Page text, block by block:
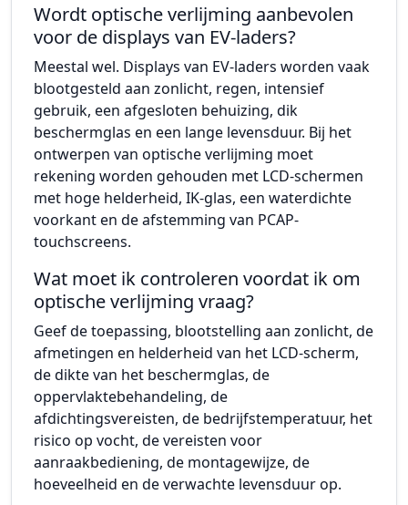
Wordt optische verlijming aanbevolen
voor de displays van EV-laders?
Meestal wel. Displays van EV-laders worden vaak
blootgesteld aan zonlicht, regen, intensief
gebruik, een afgesloten behuizing, dik
beschermglas en een lange levensduur. Bij het
ontwerpen van optische verlijming moet
rekening worden gehouden met LCD-schermen
met hoge helderheid, IK-glas, een waterdichte
voorkant en de afstemming van PCAP-
touchscreens.
Wat moet ik controleren voordat ik om
optische verlijming vraag?
Geef de toepassing, blootstelling aan zonlicht, de
afmetingen en helderheid van het LCD-scherm,
de dikte van het beschermglas, de
oppervlaktebehandeling, de
afdichtingsvereisten, de bedrijfstemperatuur, het
risico op vocht, de vereisten voor
aanraakbediening, de montagewijze, de
hoeveelheid en de verwachte levensduur op.